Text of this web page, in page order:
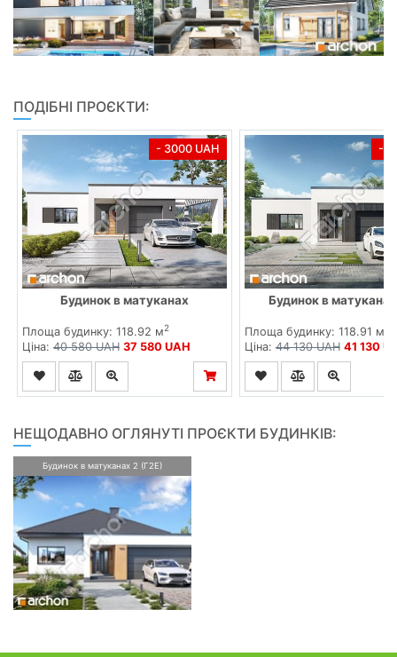
ПОДІБНІ ПРОЄКТИ:
- 3000 UAH
Будинок в матуканах
Площа будинку: 118.92 м2
Ціна: 40 580 UAH 37 580 UAH
-
Будинок в
Площа будинку: 118.91 м
Ціна:44 130 UAH 41 130
НЕЩОДАВНО ОГЛЯНУТІ ПРОЄКТИ БУДИНКІВ:
Будинок в матуканах 2 (Г2Е)